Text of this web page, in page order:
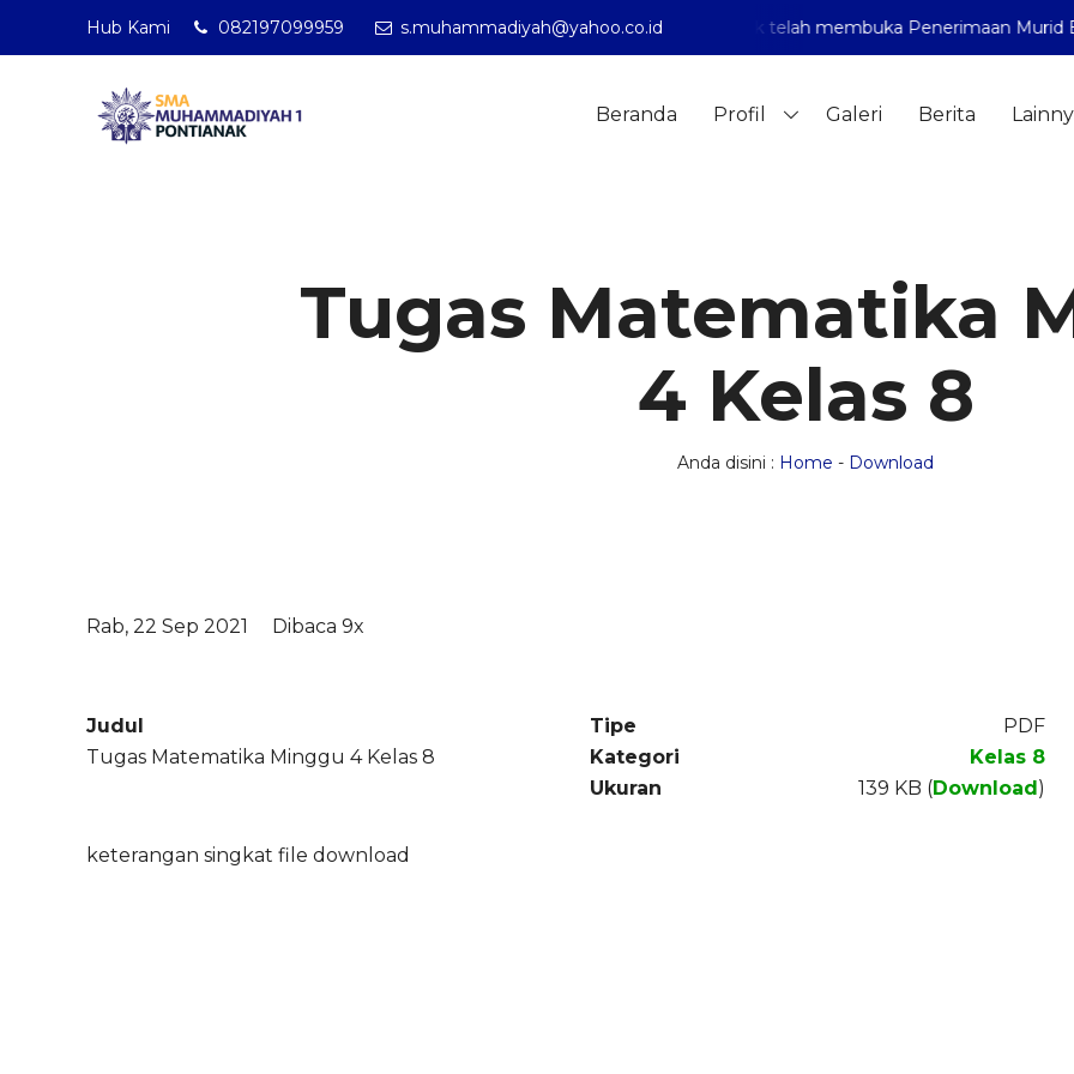
Hub Kami 082197099959 s.muhammadiyah@yahoo.co.id
SMA Muhammadiyah 1 Pontianak telah membuka Penerimaan Murid Baru
Beranda Profil Galeri Berita
Tugas Matematika
4 Kelas 8
Anda disini : Home - Download
Rab, 22 Sep 2021 Dibaca 9x
Judul
Tugas Matematika Minggu 4 Kelas 8
Tipe
PDF
Kategori
Kelas 8
Ukuran
139 KB (Download)
keterangan singkat file download